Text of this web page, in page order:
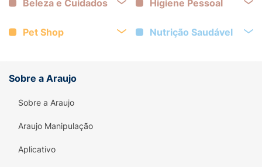
Beleza e Cuidados Higiene Pessoal
Pet Shop Nutrição Saudável
Sobre a Araujo
Sobre a Araujo
Araujo Manipulação
Aplicativo